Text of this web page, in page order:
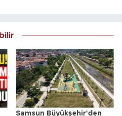
Samsun Büyükşehir'den